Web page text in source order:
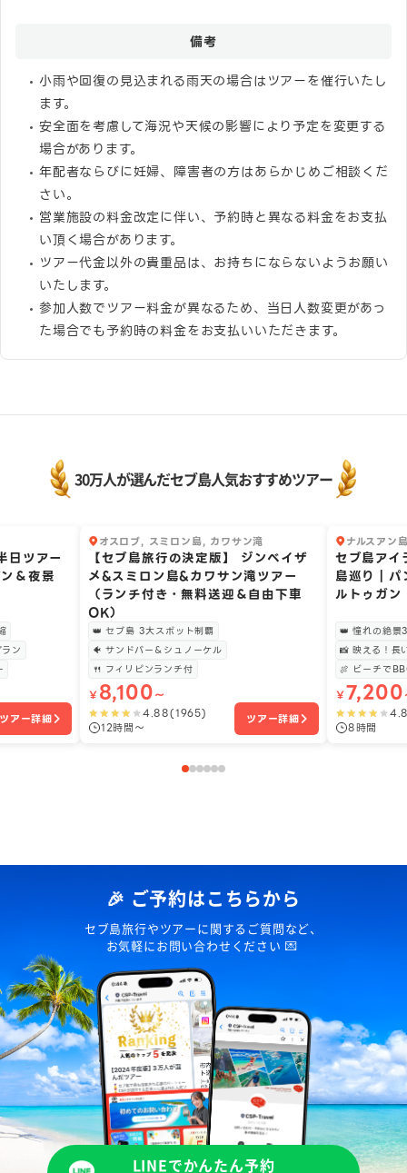
備考
小雨や回復の見込まれる雨天の場合はツアーを催行いたし
ます。
安全面を考慮して海況や天候の影響により予定を変更する
場合があります。
年配者ならびに妊婦、障害者の方はあらかじめご相談くだ
さい。
営業施設の料金改定に伴い、予約時と異なる料金をお支払
い頂く場合があります。
ツアー代金以外の貴重品は、お持ちにならないようお願い
いたします。
参加人数でツアー料金が異なるため、当日人数変更があっ
た場合でも予約時の料金をお支払いいただきます。
30万人が選んだセブ島人気おすすめツアー
日ツアー
＆夜景
ン
アー詳細
1
オスロブ, スミロン島, カワサン滝
【セブ島旅行の決定版】 ジンベイザ
メ&スミロン島&カワサン滝ツアー
（ランチ付き・無料送迎＆自由下車
OK）
👑 セブ島 3大スポット制覇
🐠 サンドバー＆シュノーケル
🍴 フィリピンランチ付
￥8,100〜
4.88(1965)
12時間〜
ツアー詳細
2
ナルスアン
セブ島アイ
島巡り｜パ
ルトゥガ
👑 憧れの絶景
📸 映える！長
🍖 ビーチで
￥7,200
8時間
🎉 ご予約はこちらから
セブ島旅行やツアーに関するご質問など、
お気軽にお問い合わせください 💌
LINEでかんたん予約